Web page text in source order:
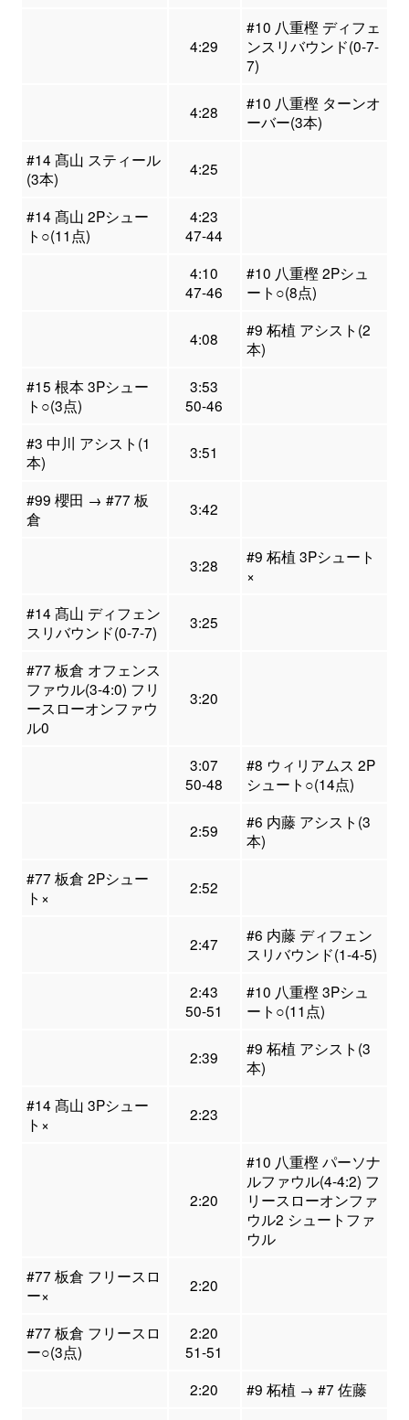
4:29
#10 八重樫 ディフェ
ンスリバウンド(0-7-
7)
4:28
#10 八重樫 ターンオ
ーバー(3本)
#14 髙山 スティール
(3本)
4:25
#14 髙山 2Pシュー
ト○(11点)
4:23
47-44
4:10
47-46
#10 八重樫 2Pシュ
ート○(8点)
4:08
#9 柘植 アシスト(2
本)
#15 根本 3Pシュー
ト○(3点)
3:53
50-46
#3 中川 アシスト(1
本)
3:51
#99 櫻田 → #77 板
倉
3:42
3:28
#9 柘植 3Pシュート
×
#14 髙山 ディフェン
スリバウンド(0-7-7)
3:25
#77 板倉 オフェンス
ファウル(3-4:0) フリ
ースローオンファウ
ル0
3:20
3:07
50-48
#8 ウィリアムス 2P
シュート○(14点)
2:59
#6 内藤 アシスト(3
本)
#77 板倉 2Pシュー
ト×
2:52
2:47
#6 内藤 ディフェン
スリバウンド(1-4-5)
2:43
50-51
#10 八重樫 3Pシュ
ート○(11点)
2:39
#9 柘植 アシスト(3
本)
#14 髙山 3Pシュー
ト×
2:23
2:20
#10 八重樫 パーソナ
ルファウル(4-4:2) フ
リースローオンファ
ウル2 シュートファ
ウル
#77 板倉 フリースロ
ー×
2:20
#77 板倉 フリースロ
ー○(3点)
2:20
51-51
2:20
#9 柘植 → #7 佐藤